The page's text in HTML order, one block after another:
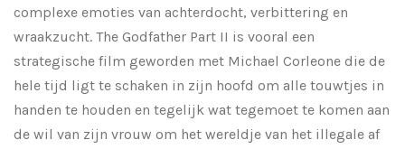
complexe emoties van achterdocht, verbittering en
wraakzucht. The Godfather Part II is vooral een
strategische film geworden met Michael Corleone die de
hele tijd ligt te schaken in zijn hoofd om alle touwtjes in
handen te houden en tegelijk wat tegemoet te komen aan
de wil van zijn vrouw om het wereldje van het illegale af